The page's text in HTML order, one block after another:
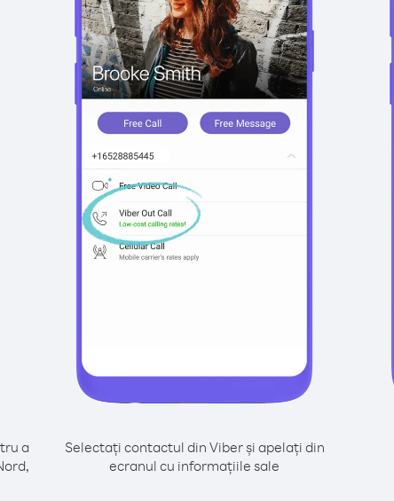
a
Selectați contactul din Viber și apelați din
ecranul cu informațiile sale